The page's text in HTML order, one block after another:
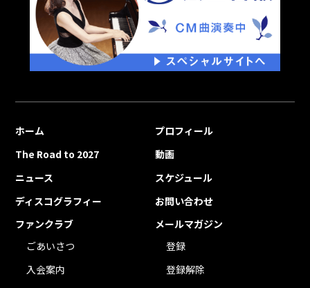
ホーム
プロフィール
The Road to 2027
動画
ニュース
スケジュール
ディスコグラフィー
お問い合わせ
ファンクラブ
ごあいさつ
入会案内
メールマガジン
登録
登録解除